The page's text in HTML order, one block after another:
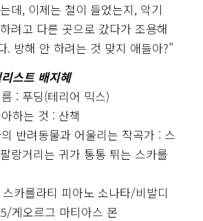
데, 이제는 철이 들었는지, 악기
려고 다른 곳으로 갔다가 조용해
. 방해 안 하려는 것 맞지 애들아?”
스트 배지혜
: 푸딩(테리어 믹스)
하는 것 : 산책
반려동물과 어울리는 작곡가 : 스
랑거리는 귀가 통통 튀는 스카를
카를라티 피아노 소나타/비발디
게오르그 마티아스 몬